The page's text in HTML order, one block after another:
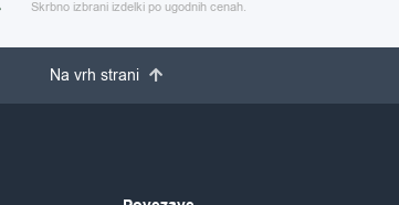
Skrbno izbrani izdelki po ugodnih cenah.
Na vrh strani